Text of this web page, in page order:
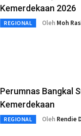
Kemerdekaan 2026
REGIONAL Oleh Moh
Perumnas Bangkal
Kemerdekaan
REGIONAL Oleh Rendie